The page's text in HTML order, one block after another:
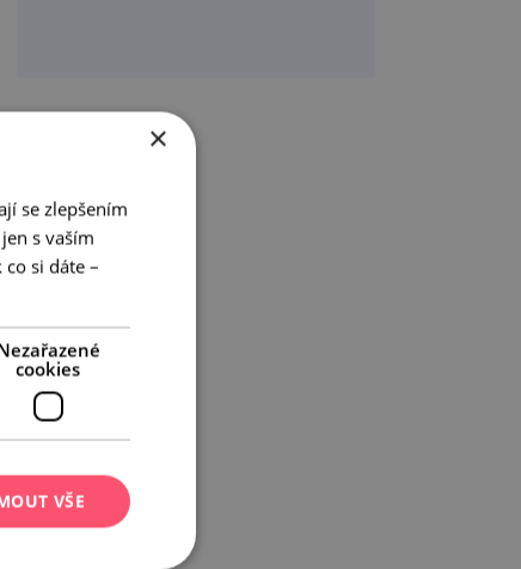
×
se zlepšením
s vaším
si dáte –
cookies
VŠE